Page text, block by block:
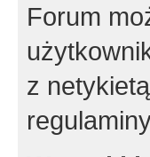
Forum
z